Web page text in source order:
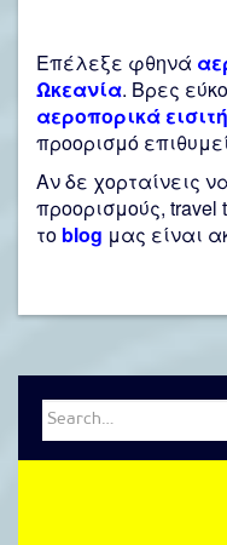
Eπέλεξε φθηνά
Ωκεανία. Βρες
αεροπορικά
προορισμό
Αν δε χορταίνεις
προορισμούς, travel
το blog μας είναι
Search